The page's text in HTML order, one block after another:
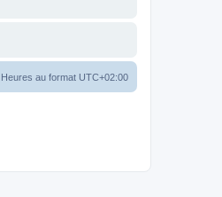
Heures au format UTC+02:00